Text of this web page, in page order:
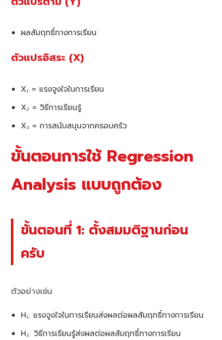
ผลสัมฤทธิ์ทางการเรียน
ตัวแปรอิสระ (X)
X₁ = แรงจูงใจในการเรียน
X₂ = วิธีการเรียนรู้
X₃ = การสนับสนุนจากครอบครัว
ขั้นตอนการใช้ Regression
Analysis แบบถูกต้อง
ขั้นตอนที่ 1: ตั้งสมมติฐานก่อน
ครับ
ตัวอย่างเช่น
H₁: แรงจูงใจในการเรียนส่งผลต่อผลสัมฤทธิ์ทางการเรียน
H₂: วิธีการเรียนรู้ส่งผลต่อผลสัมฤทธิ์ทางการเรียน